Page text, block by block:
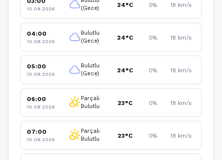
10.08.2026 cloud(Gece)
24°C 0% 18 km/s
04:00
10.08.2026 cloudBulutlu
(Gece)
24°C 0% 18 km/s
05:00
10.08.2026 cloudBulutlu
(Gece)
24°C 0% 18 km/s
06:00
10.08.2026 partly_cloudy_dayParçalı
Bulutlu
23°C 0% 18 km/s
07:00
10.08.2026 partly_cloudy_dayParçalı
Bulutlu
23°C 0% 18 km/s